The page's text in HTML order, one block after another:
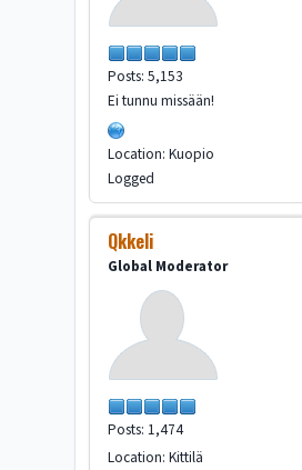
Posts: 5,153
Ei tunnu missään!
Location: Kuopio
Logged
Qkkeli
Global Moderator
Posts: 1,474
Location: Kittilä